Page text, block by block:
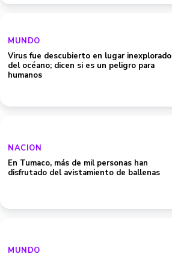
MUNDO
Virus fue descubierto en lugar inexplorado
del océano; dicen si es un peligro para
humanos
NACION
En Tumaco, más de mil personas han
disfrutado del avistamiento de ballenas
MUNDO